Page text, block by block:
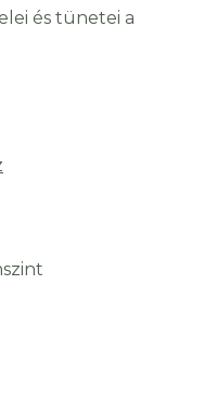
és tünetei a